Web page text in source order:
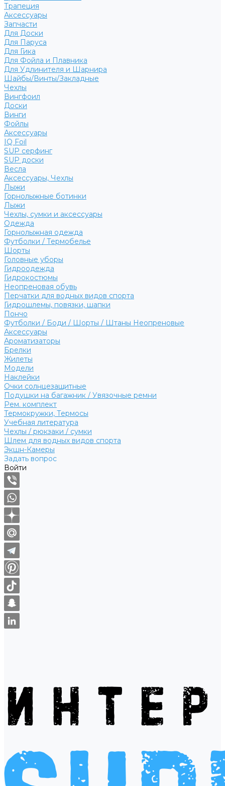
Трапеция
Аксессуары
Запчасти
Для Доски
Для Паруса
Для Гика
Для Фойла и Плавника
Для Удлинителя и Шарнира
Шайбы/Винты/Закладные
Чехлы
Вингфоил
Доски
Винги
Фойлы
Аксессуары
IQ Foil
SUP серфинг
SUP доски
Весла
Аксессуары, Чехлы
Лыжи
Горнолыжные ботинки
Лыжи
Чехлы, сумки и аксессуары
Одежда
Горнолыжная одежда
Футболки / Термобелье
Шорты
Головные уборы
Гидроодежда
Гидрокостюмы
Неопреновая обувь
Перчатки для водных видов спорта
Гидрошлемы, повязки, шапки
Пончо
Футболки / Боди / Шорты / Штаны Неопреновые
Аксессуары
Ароматизаторы
Брелки
Жилеты
Модели
Наклейки
Очки солнцезащитные
Подушки на багажник / Увязочные ремни
Рем. комплект
Термокружки, Термосы
Учебная литература
Чехлы / рюкзаки / сумки
Шлем для водных видов спорта
Экшн-Камеры
Задать вопрос
Войти